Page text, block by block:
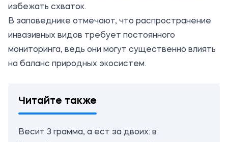
избежать схваток.
В заповеднике отмечают, что распространение
инвазивных видов требует постоянного
мониторинга, ведь они могут существенно влиять
на баланс природных экосистем.
Читайте также
Весит 3 грамма, а ест за двоих: в